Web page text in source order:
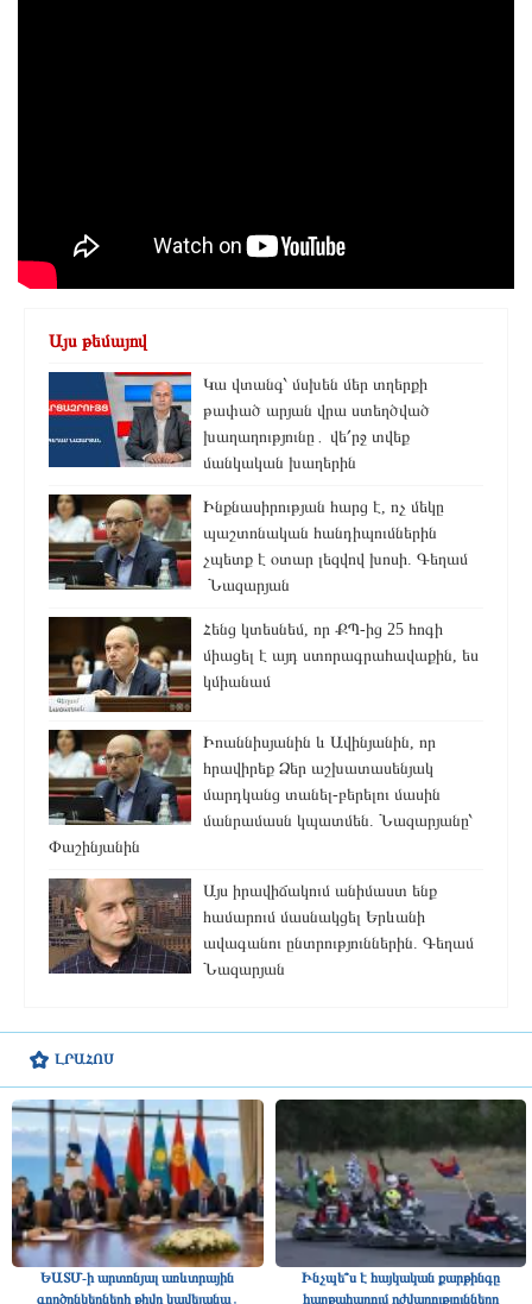
ԼՐԱՀՈՍ
ԵԱՏՄ-ի արտոնյալ առևտրային
գործընկերների թիվը կավելանա․
Ինչպե՞ս է հայկական քարթինգը
հաղթահարում դժվարությունները
Այս թեմայով
Կա վտանգ՝ մսխեն մեր տղերքի
թափած արյան վրա ստեղծված
խաղաղությունը․ վե՛րջ տվեք
մանկական խաղերին
Ինքնասիրության հարց է, ոչ մեկը
պաշտոնական հանդիպումներին
չպետք է օտար լեզվով խոսի. Գեղամ
Նազարյան
Հենց կտեսնեմ, որ ՔՊ-ից 25 հոգի
միացել է այդ ստորագրահավաքին, ես
կմիանամ
Իոաննիսյանին և Ավինյանին, որ
հրավիրեք Ձեր աշխատասենյակ
մարդկանց տանել-բերելու մասին
մանրամասն կպատմեն. Նազարյանը՝
Փաշինյանին
Այս իրավիճակում անիմաստ ենք
համարում մասնակցել Երևանի
ավագանու ընտրություններին. Գեղամ
Նազարյան